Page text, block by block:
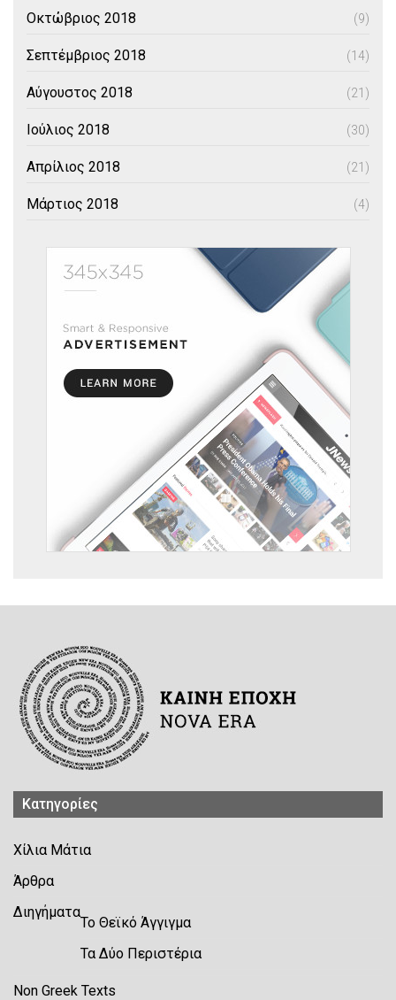
Οκτώβριος 2018 (9)
Σεπτέμβριος 2018 (14)
Αύγουστος 2018 (21)
Ιούλιος 2018 (30)
Απρίλιος 2018 (21)
Μάρτιος 2018 (4)
Kατηγορίες
Χίλια Μάτια
Άρθρα
Διηγήματα
Το Θεϊκό Άγγιγμα
Τα Δύο Περιστέρια
Non Greek Texts